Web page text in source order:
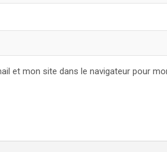
et mon site dans le navigateur pour